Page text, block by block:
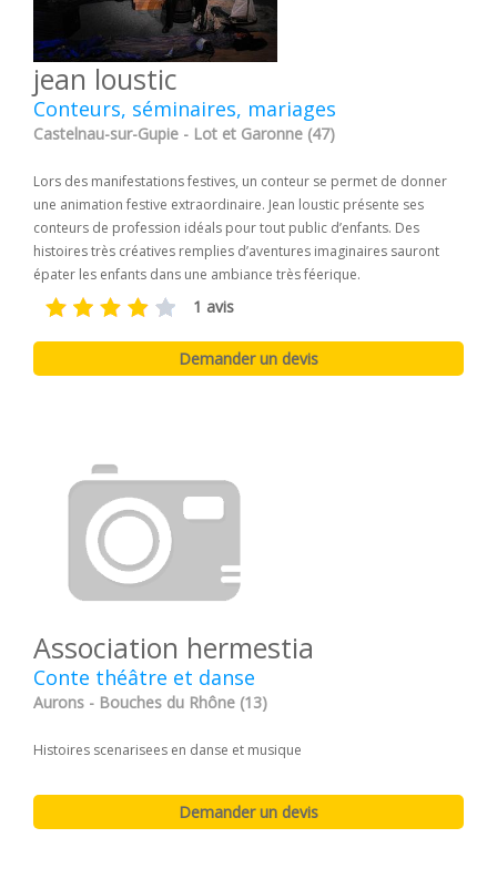
jean loustic
Conteurs, séminaires, mariages
Castelnau-sur-Gupie - Lot et Garonne (47)
Lors des manifestations festives, un conteur se permet de donner
une animation festive extraordinaire. Jean loustic présente ses
conteurs de profession idéals pour tout public d’enfants. Des
histoires très créatives remplies d’aventures imaginaires sauront
épater les enfants dans une ambiance très féerique.
1 avis
Association hermestia
Conte théâtre et danse
Aurons - Bouches du Rhône (13)
Histoires scenarisees en danse et musique